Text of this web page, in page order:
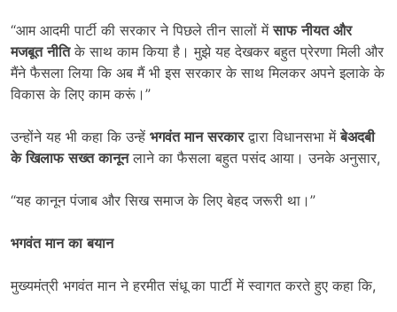
“आम आदमी पार्टी की सरकार ने पिछले तीन सालों मेंसाफ नीयत और
मजबूत नीतिके साथ काम किया है। मुझे यह देखकर बहुत प्रेरणा मिली और
मैंने फैसला लिया कि अब मैं भी इस सरकार के साथ मिलकर अपने इलाके के
विकास के लिए काम करूं।”
उन्होंने यह भी कहा कि उन्हें भगवंत मान सरकारद्वारा विधानसभा मेंबेअदबी
के खिलाफ सख्त कानूनलाने का फैसला बहुत पसंद आया। उनके अनुसार,
“यह कानून पंजाब और सिख समाज के लिए बेहद जरूरी था।”
भगवंत मान का बयान
मुख्यमंत्री भगवंत मान ने हरमीत संधू का पार्टी में स्वागत करते हुए कहा कि,